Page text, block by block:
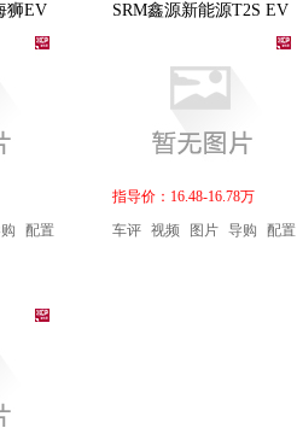
狮EV
配置
SRM鑫源新能源T2S EV
指导价：16.48-16.78万
车评 视频 图片 导购 配置